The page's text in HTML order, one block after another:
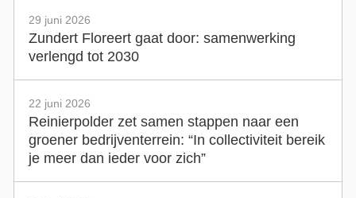
29 juni 2026
Zundert Floreert gaat door: samenwerking
verlengd tot 2030
22 juni 2026
Reinierpolder zet samen stappen naar een
groener bedrijventerrein: “In collectiviteit bereik
je meer dan ieder voor zich”